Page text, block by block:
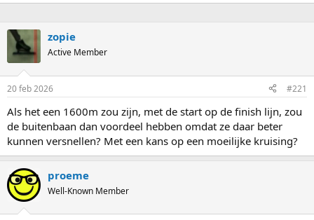
zopie
Active Member
20 feb 2026 #221
Als het een 1600m zou zijn, met de start op de finish lijn, zou
de buitenbaan dan voordeel hebben omdat ze daar beter
kunnen versnellen? Met een kans op een moeilijke kruising?
proeme
Well-Known Member